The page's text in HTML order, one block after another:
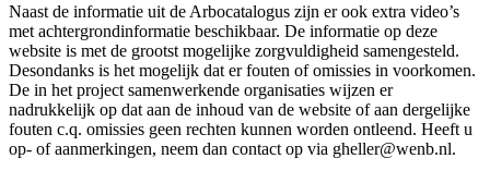
Naast de informatie uit de Arbocatalogus zijn er ook extra video’s
met achtergrondinformatie beschikbaar. De informatie op deze
website is met de grootst mogelijke zorgvuldigheid samengesteld.
Desondanks is het mogelijk dat er fouten of omissies in voorkomen.
De in het project samenwerkende organisaties wijzen er
nadrukkelijk op dat aan de inhoud van de website of aan dergelijke
fouten c.q. omissies geen rechten kunnen worden ontleend. Heeft u
op- of aanmerkingen, neem dan contact op via gheller@wenb.nl.